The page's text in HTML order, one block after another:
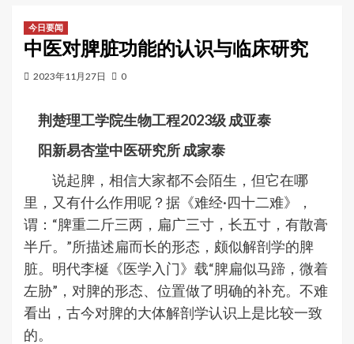
今日要闻
中医对脾脏功能的认识与临床研究
2023年11月27日 0
荆楚理工学院生物工程2023级 成亚泰
阳新易杏堂中医研究所 成家泰
说起脾，相信大家都不会陌生，但它在哪
里，又有什么作用呢？据《难经·四十二难》，
谓：“脾重二斤三两，扁广三寸，长五寸，有散膏
半斤。”所描述扁而长的形态，颇似解剖学的脾
脏。明代李梴《医学入门》载“脾扁似马蹄，微着
左胁”，对脾的形态、位置做了明确的补充。不难
看出，古今对脾的大体解剖学认识上是比较一致
的。